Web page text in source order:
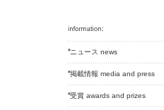
ニュース news
掲載情報 media and press
受賞 awards and prizes